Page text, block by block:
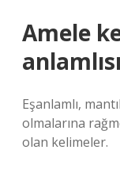
Amele
Eşanlamlı,
olmalarına
olan kelimeler.